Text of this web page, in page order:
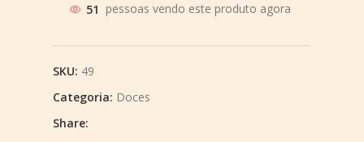
51 pessoas vendo este produto agora
SKU: 49
Categoria: Doces
Share: